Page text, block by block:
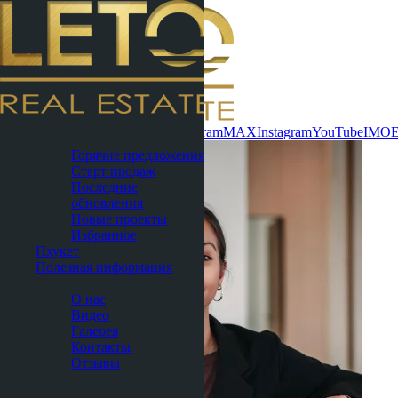
TelegramMAXInstagramYouTubeIMO
Горячие предложения
Старт продаж
Последние
обновления
Новые проекты
Избранное
Пхукет
Полезная информация
О нас
Видео
Галерея
Контакты
Отзывы